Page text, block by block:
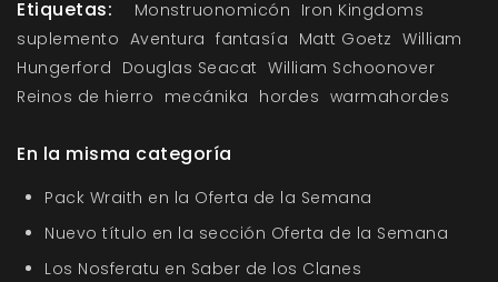
Etiquetas: Monstruonomicón Iron Kingdoms
suplemento Aventura fantasía Matt Goetz William
Hungerford Douglas Seacat William Schoonover
Reinos de hierro mecánika hordes warmahordes
En la misma categoría
Pack Wraith en la Oferta de la Semana
Nuevo título en la sección Oferta de la Semana
Los Nosferatu en Saber de los Clanes